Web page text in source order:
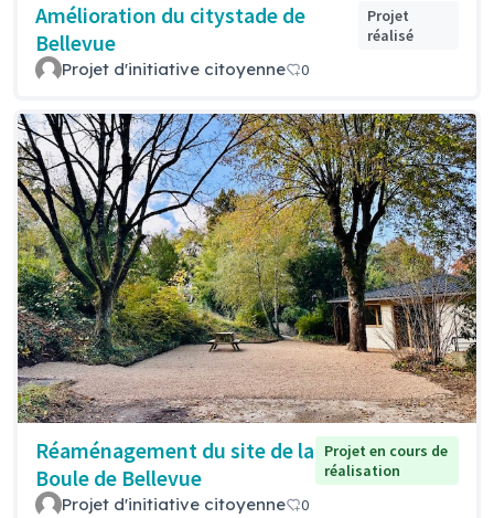
Amélioration du citystade de
Bellevue
Projet
réalisé
Projet d'initiative citoyenne 0
Réaménagement du site de la
Boule de Bellevue
Projet en cours de
réalisation
Projet d'initiative citoyenne 0